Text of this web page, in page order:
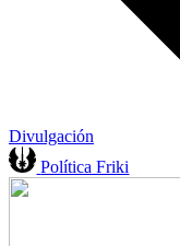
Divulgación
Política Friki